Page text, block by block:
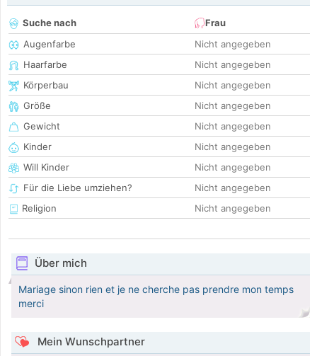
Suche nach
Frau
Augenfarbe
Nicht angegeben
Haarfarbe
Nicht angegeben
Körperbau
Nicht angegeben
Größe
Nicht angegeben
Gewicht
Nicht angegeben
Kinder
Nicht angegeben
Will Kinder
Nicht angegeben
Für die Liebe umziehen?
Nicht angegeben
Religion
Nicht angegeben
Über mich
Mariage sinon rien et je ne cherche pas prendre mon temps
merci
Mein Wunschpartner